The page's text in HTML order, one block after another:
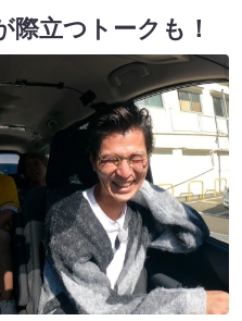
際立つトークも！